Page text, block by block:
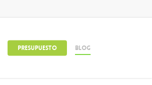
Presupuesto Blog